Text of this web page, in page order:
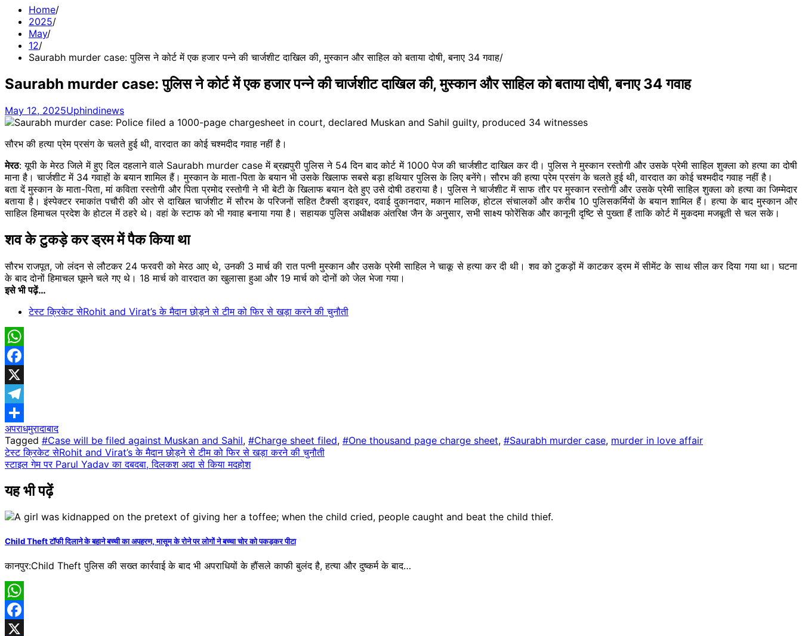
Home
2025
May
12
Saurabh murder case: पुलिस ने कोर्ट में एक हजार पन्ने की चार्जशीट दाखिल की, मुस्कान और साहिल को बताया दोषी, बनाए 34 गवाह
Saurabh murder case: पुलिस ने कोर्ट में एक हजार पन्ने की चार्जशीट दाखिल की, मुस्कान और साहिल को बताया दोषी, बनाए 34 गवाह
May 12, 2025Uphindinews
सौरभ की हत्या प्रेम प्रसंग के चलते हुई थी, वारदात का कोई चश्मदीद गवाह नहीं है।
मेरठ: यूपी के मेरठ जिले में हुए दिल दहलाने वाले Saurabh murder case में ब्रह्मपुरी पुलिस ने 54 दिन बाद कोर्ट में 1000 पेज की चार्जशीट दाखिल कर दी। पुलिस ने मुस्कान रस्तोगी और उसके प्रेमी साहिल शुक्ला को हत्या का दोषी
माना है। चार्जशीट में 34 गवाहों के बयान शामिल हैं। मुस्कान के माता-पिता के बयान भी उसके खिलाफ सबसेबड़ा हथियार पुलिस के लिए बनेंगे। सौरभ की हत्या प्रेम प्रसंग के चलते हुई थी, वारदात का कोई चश्मदीद गवाह नहीं है।
बता दें मुस्कान के माता-पिता, मां कविता रस्तोगी और पिता प्रमोद रस्तोगी ने भी बेटी के खिलाफ बयान देते हुए उसे दोषी ठहराया है। पुलिस ने चार्जशीट में साफ तौर पर मुस्कान रस्तोगी और उसके प्रेमी साहिल शुक्ला को हत्या का जिम्मेदार
बताया है। इंस्पेक्टर रमाकांत पचौरी की ओर से दाखिल चार्जशीट में सौरभ के परिजनों सहित टैक्सी ड्राइवर, दवाई दुकानदार, मकान मालिक, होटल संचालकों और करीब 10 पुलिसकर्मियों के बयान शामिल हैं। हत्या के बाद मुस्कान और
साहिल हिमाचल प्रदेश के होटल में ठहरे थे। वहां के स्टाफ को भी गवाह बनाया गया है। सहायक पुलिस अधीक्षक अंतरिक्ष जैन के अनुसार, सभी साक्ष्य फोरेंसिक और कानूनी दृष्टि से पुख्ता हैं ताकि कोर्ट में मुकदमा मजबूती से चल सके।
शव केटुकड़ेकर ड्रम में पैक किया था
सौरभ राजपूत, जो लंदन से लौटकर 24 फरवरी को मेरठ आए थे, उनकी 3 मार्च की रात पत्नी मुस्कान और उसके प्रेमी साहिल ने चाकू से हत्या कर दी थी। शव कोटुकड़ों में काटकर ड्रम में सीमेंट के साथ सील कर दिया गया था। घटना
के बाद दोनों हिमाचल घूमने चले गए थे। 18 मार्च को वारदात का खुलासा हुआ और 19 मार्च को दोनों को जेल भेजा गया।
इसे भी पढ़ें…
टेस्ट क्रिकेट सेRohit and Virat’s के मैदान छोड़ने से टीम को फिर से खड़ा करने की चुनौती
WhatsApp
Facebook
X
Telegram
Share
अपराधमुरादाबाद
Tagged #Case will be filed against Muskan and Sahil, #Charge sheet filed, #One thousand page charge sheet, #Saurabh murder case, murder in love affair
Post
navigation
टेस्ट क्रिकेट सेRohit and Virat’s के मैदान छोड़ने से टीम को फिर से खड़ा करने की चुनौती
स्टाइल गेम पर Parul Yadav का दबदबा, दिलकश अदा ​से किया मदहोश
यह भी पढ़ें
Child Theft टॉफी​ दिलाने के बहाने बच्ची का अपहरण, मासूम के रोने पर लोगों ने बच्चा चोर को पकड़कर पीटा
कानपुर:Child Theft पुलिस की सख्त कार्रवाई के बाद भी अपराधियों के हौंसले काफी बुलंद है, हत्या और दुष्कर्म के बाद…
WhatsApp
Facebook